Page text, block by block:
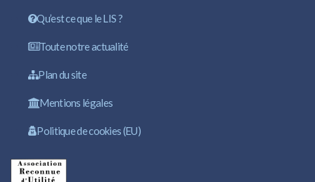
Qu’est ce que le LIS ?
Toute notre actualité
Plan du site
Mentions légales
Politique de cookies (EU)